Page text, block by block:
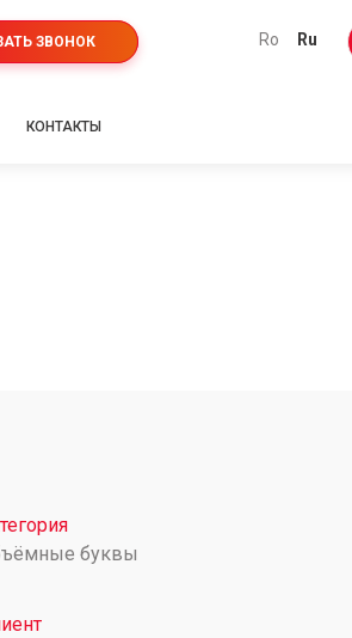
ЗВОНОК ro ru
КОНТАКТЫ
буквы